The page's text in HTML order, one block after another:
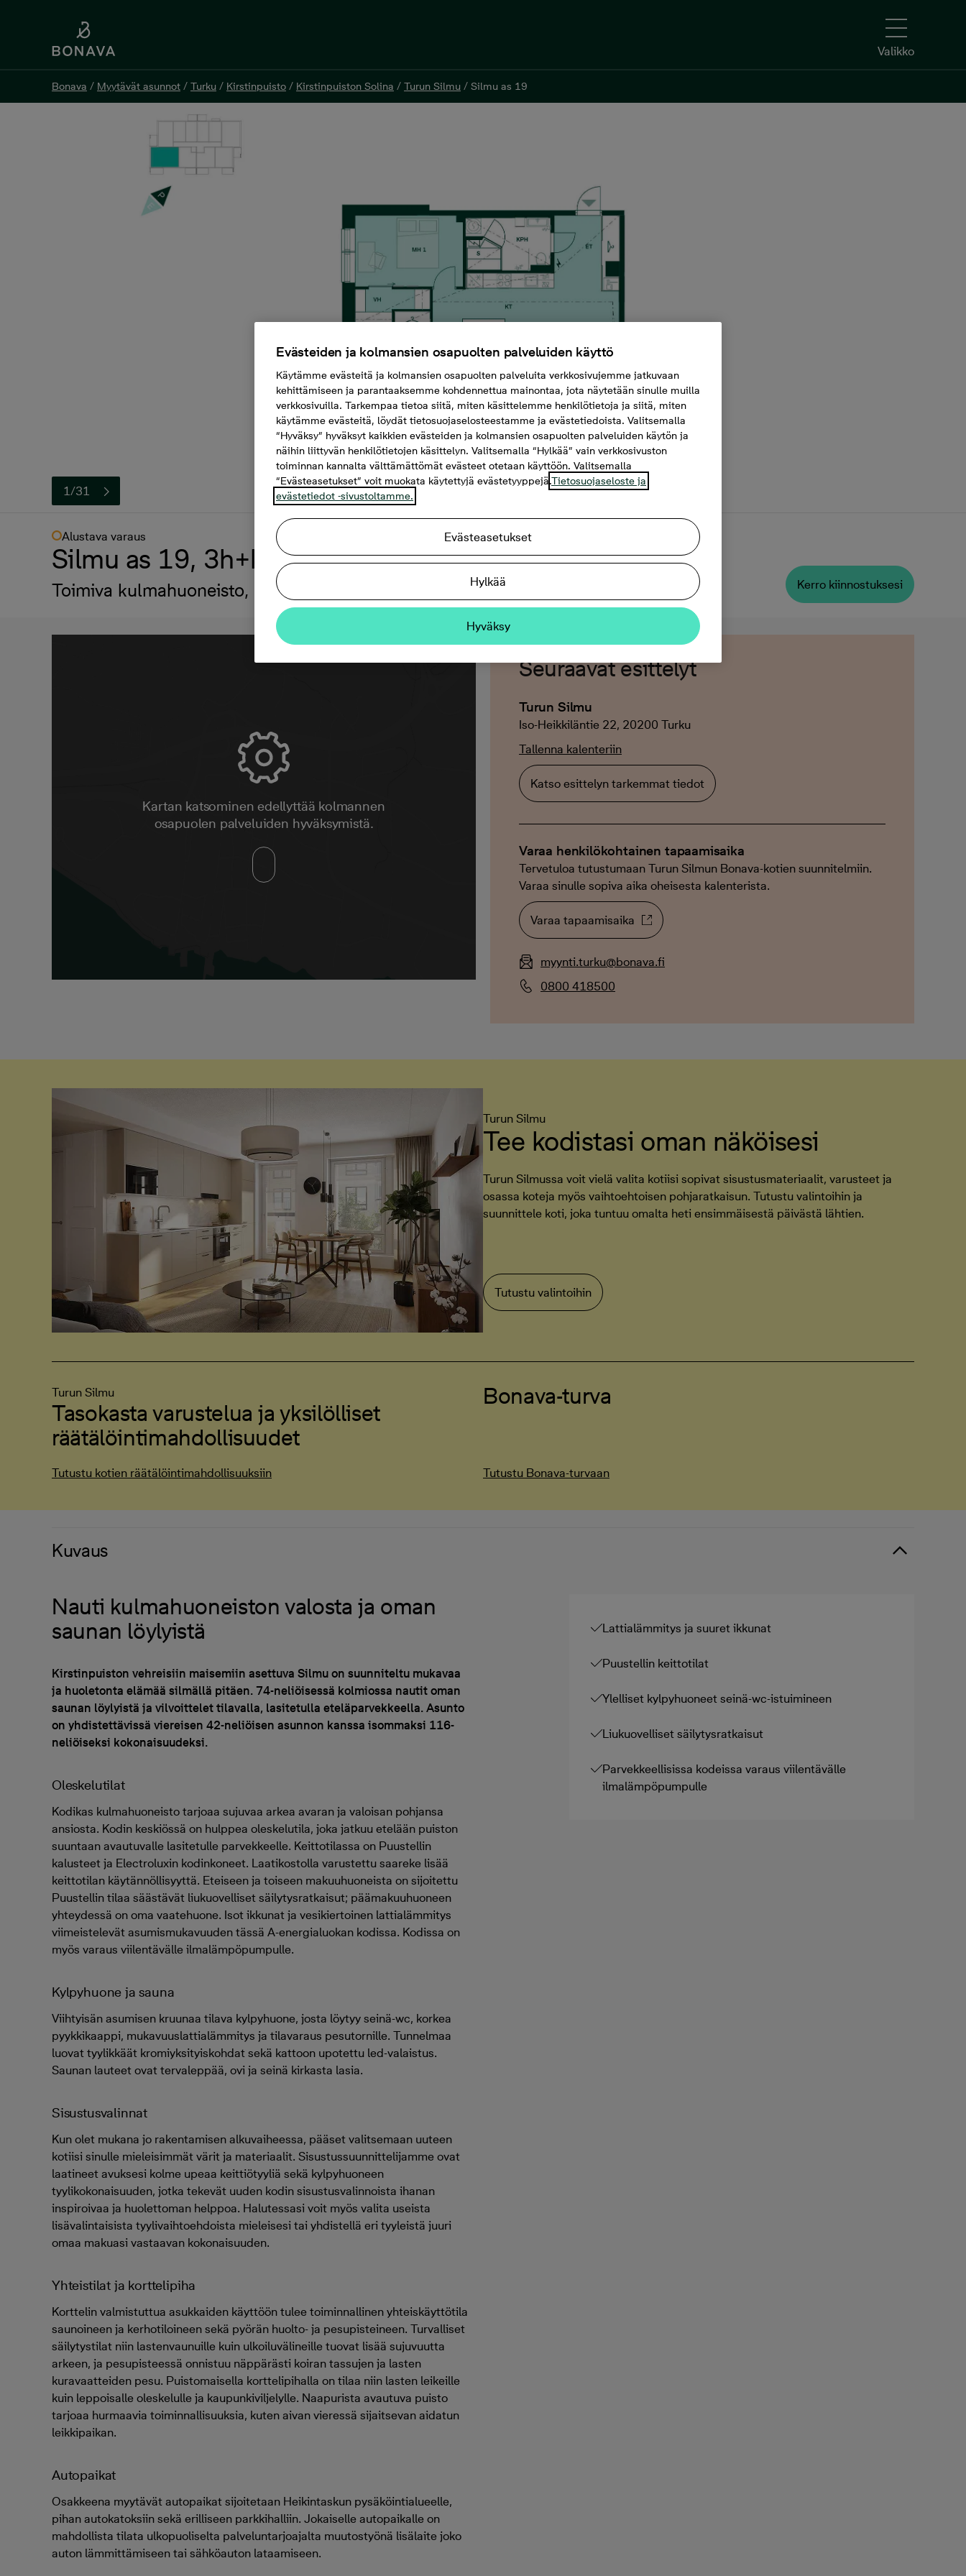
Valikko
Bonava / Myytävät asunnot / Turku / Kirstinpuisto / Kirstinpuiston Solina / Turun Silmu / Silmu as 19
1/31
Alustava varaus
Silmu as 19, 3h+kt+s, 74 m²
Toimiva kulmahuoneisto, oma sauna ja parveke Kerro kiinnostuksesi
Bonava / Myytävät asunnot / Turku / Kirstinpuisto / Kirstinpuiston Solina / Turun Silmu / Silmu as 19
Silmu as 19, 3h+kt+s, 74 m²
Heikintasku 6 as 19, 20200 Turku
Kartan katsominen edellyttää kolmannen
osapuolen palveluiden hyväksymistä.
Seuraavat esittelyt
Turun Silmu
Iso-Heikkiläntie 22, 20200 Turku
Tallenna kalenteriin
Katso esittelyn tarkemmat tiedot
Varaa henkilökohtainen tapaamisaika
Tervetuloa tutustumaan Turun Silmun Bonava-kotien suunnitelmiin.
Varaa sinulle sopiva aika oheisesta kalenterista.
Varaa tapaamisaika
myynti.turku@bonava.fi
0800 418500
Turun Silmu
Tee kodistasi oman näköisesi
Turun Silmussa voit vielä valita kotiisi sopivat sisustusmateriaalit, varusteet ja
osassa koteja myös vaihtoehtoisen pohjaratkaisun. Tutustu valintoihin ja
suunnittele koti, joka tuntuu omalta heti ensimmäisestä päivästä lähtien.
Tutustu valintoihin
Turun Silmu
Tasokasta varustelua ja yksilölliset
räätälöintimahdollisuudet
Tutustu kotien räätälöintimahdollisuuksiin
Bonava-turva
Tutustu Bonava-turvaan
Kuvaus
Nauti kulmahuoneiston valosta ja oman
saunan löylyistä
Kirstinpuiston vehreisiin maisemiin asettuva Silmu on suunniteltu mukavaa
ja huoletonta elämää silmällä pitäen. 74-neliöisessä kolmiossa nautit oman
saunan löylyistä ja vilvoittelet tilavalla, lasitetulla eteläparvekkeella. Asunto
on yhdistettävissä viereisen 42-neliöisen asunnon kanssa isommaksi 116-
neliöiseksi kokonaisuudeksi.
Oleskelutilat
Kodikas kulmahuoneisto tarjoaa sujuvaa arkea avaran ja valoisan pohjansa
ansiosta. Kodin keskiössä on hulppea oleskelutila, joka jatkuu etelään puiston
suuntaan avautuvalle lasitetulle parvekkeelle. Keittotilassa on Puustellin
kalusteet ja Electroluxin kodinkoneet. Laatikostolla varustettu saareke lisää
keittotilan käytännöllisyyttä. Eteiseen ja toiseen makuuhuoneista on sijoitettu
Puustellin tilaa säästävät liukuovelliset säilytysratkaisut; päämakuuhuoneen
yhteydessä on oma vaatehuone. Isot ikkunat ja vesikiertoinen lattialämmitys
viimeistelevät asumismukavuuden tässä A-energialuokan kodissa. Kodissa on
myös varaus viilentävälle ilmalämpöpumpulle.
Kylpyhuone ja sauna
Viihtyisän asumisen kruunaa tilava kylpyhuone, josta löytyy seinä-wc, korkea
pyykkikaappi, mukavuuslattialämmitys ja tilavaraus pesutornille. Tunnelmaa
luovat tyylikkäät kromiyksityiskohdat sekä kattoon upotettu led-valaistus.
Saunan lauteet ovat tervaleppää, ovi ja seinä kirkasta lasia.
Sisustusvalinnat
Kun olet mukana jo rakentamisen alkuvaiheessa, pääset valitsemaan uuteen
kotiisi sinulle mieleisimmät värit ja materiaalit. Sisustussuunnittelijamme ovat
laatineet avuksesi kolme upeaa keittiötyyliä sekä kylpyhuoneen
tyylikokonaisuuden, jotka tekevät uuden kodin sisustusvalinnoista ihanan
inspiroivaa ja huolettoman helppoa. Halutessasi voit myös valita useista
lisävalintaisista tyylivaihtoehdoista mieleisesi tai yhdistellä eri tyyleistä juuri
omaa makuasi vastaavan kokonaisuuden.
Yhteistilat ja korttelipiha
Korttelin valmistuttua asukkaiden käyttöön tulee toiminnallinen yhteiskäyttötila
saunoineen ja kerhotiloineen sekä pyörän huolto- ja pesupisteineen. Turvalliset
säilytystilat niin lastenvaunuille kuin ulkoiluvälineille tuovat lisää sujuvuutta
arkeen, ja pesupisteessä onnistuu näppärästi koiran tassujen ja lasten
kuravaatteiden pesu. Puistomaisella korttelipihalla on tilaa niin lasten leikeille
kuin leppoisalle oleskelulle ja kaupunkiviljelylle. Naapurista avautuva puisto
tarjoaa hurmaavia toiminnallisuuksia, kuten aivan vieressä sijaitsevan aidatun
leikkipaikan.
Autopaikat
Osakkeena myytävät autopaikat sijoitetaan Heikintaskun pysäköintialueelle,
pihan autokatoksiin sekä erilliseen parkkihalliin. Jokaiselle autopaikalle on
mahdollista tilata ulkopuoliselta palveluntarjoajalta muutostyönä lisälaite joko
auton lämmittämiseen tai sähköauton lataamiseen.
Lattialämmitys ja suuret ikkunat
Puustellin keittotilat
Ylelliset kylpyhuoneet seinä-wc-istuimineen
Liukuovelliset säilytysratkaisut
Parvekkeellisissa kodeissa varaus viilentävälle
ilmalämpöpumpulle
Evästeiden ja kolmansien osapuolten palveluiden käyttö
Käytämme evästeitä ja kolmansien osapuolten palveluita verkkosivujemme jatkuvaan
kehittämiseen ja parantaaksemme kohdennettua mainontaa, jota näytetään sinulle muilla
verkkosivuilla. Tarkempaa tietoa siitä, miten käsittelemme henkilötietoja ja siitä, miten
käytämme evästeitä, löydät tietosuojaselosteestamme ja evästetiedoista. Valitsemalla
“Hyväksy” hyväksyt kaikkien evästeiden ja kolmansien osapuolten palveluiden käytön ja
näihin liittyvän henkilötietojen käsittelyn. Valitsemalla “Hylkää” vain verkkosivuston
toiminnan kannalta välttämättömät evästeet otetaan käyttöön. Valitsemalla
“Evästeasetukset” voit muokata käytettyjä evästetyyppejä.Tietosuojaseloste ja
evästetiedot -sivustoltamme.
Evästeasetukset
Hylkää
Hyväksy